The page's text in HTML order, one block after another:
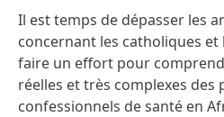
Il est temps de dépasser les
concernant les catholiques
faire un effort pour
réelles et très complexes des
confessionnels de santé en